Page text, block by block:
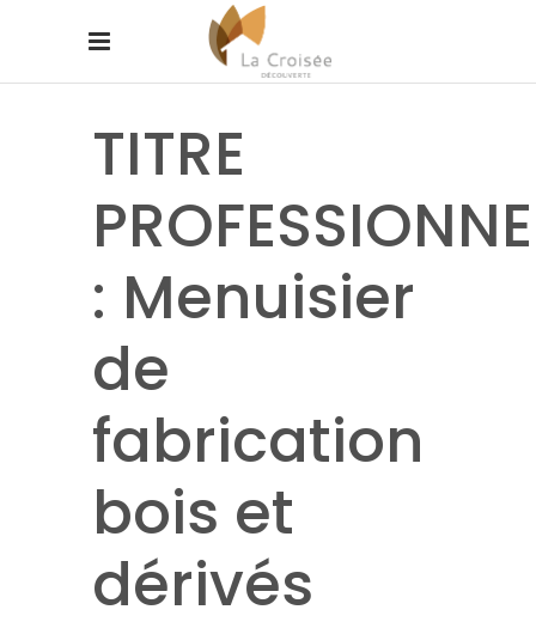
TITRE
: Menuisier
de
fabrication
bois et
dérivés